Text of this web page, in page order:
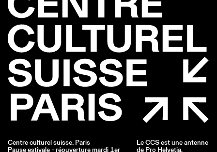
Centre culturel suisse. Paris
Pause estivale - réouverture mardi 1er
Le CCS est une antenne
de Pro Helvetia,